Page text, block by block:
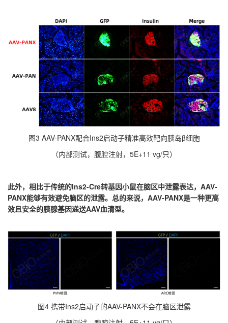
图3 AAV-PANX配合Ins2启动子精准高效靶向胰岛β细胞
（内部测试，腹腔注射，5E+11 vg/只）
此外，相比于传统的Ins2-Cre转基因小鼠在脑区中泄露表达，AAV-
PANX能够有效避免脑区的泄露。总的来说，AAV-PANX是一种更高
效且安全的胰腺基因递送AAV血清型。
图4 携带Ins2启动子的AAV-PANX不会在脑区泄露